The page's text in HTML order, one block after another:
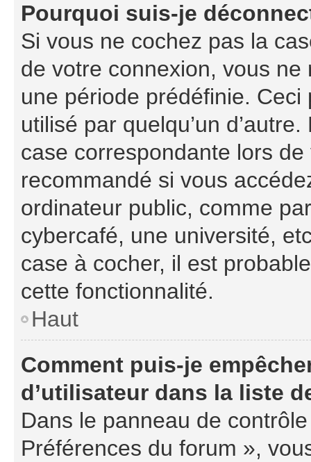
Pourquoi suis-je
Si vous ne cochez pas la
de votre connexion, vous
une période prédéfinie. Ceci
utilisé par quelqu’un
case correspondante lors
recommandé si vous
ordinateur public, comme
cybercafé, une université,
case à cocher, il est
cette fonctionnalité.
Haut
Comment puis-je
d’utilisateur dans la liste
Dans le panneau de
Préférences du forum »,